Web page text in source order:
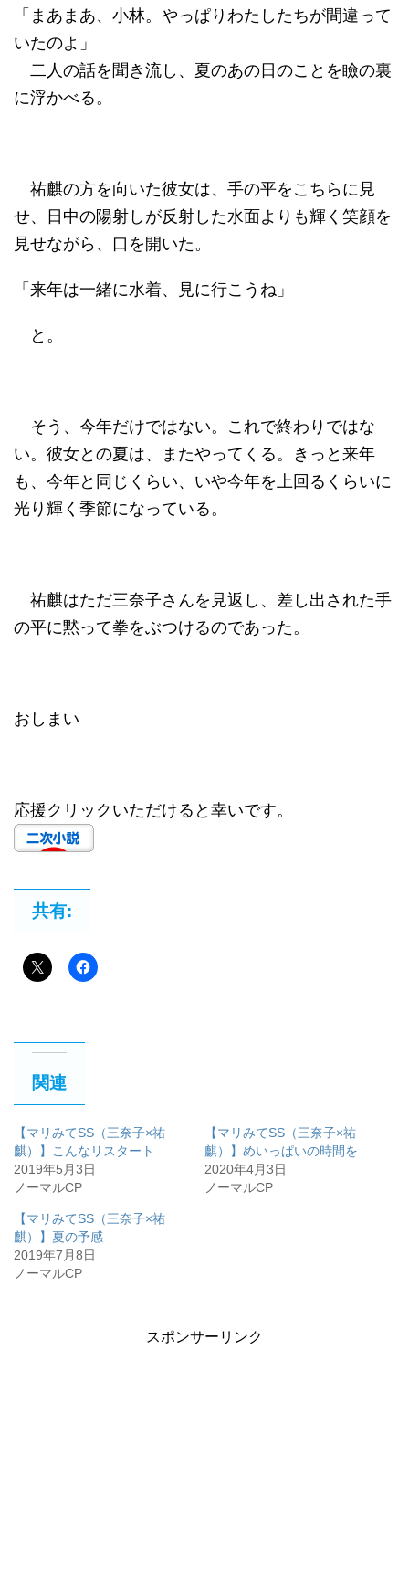
「まあまあ、小林。やっぱりわたしたちが間違って
いたのよ」
二人の話を聞き流し、夏のあの日のことを瞼の裏
に浮かべる。
祐麒の方を向いた彼女は、手の平をこちらに見
せ、日中の陽射しが反射した水面よりも輝く笑顔を
見せながら、口を開いた。
「来年は一緒に水着、見に行こうね」
と。
そう、今年だけではない。これで終わりではな
い。彼女との夏は、またやってくる。きっと来年
も、今年と同じくらい、いや今年を上回るくらいに
光り輝く季節になっている。
祐麒はただ三奈子さんを見返し、差し出された手
の平に黙って拳をぶつけるのであった。
おしまい
応援クリックいただけると幸いです。
共有:
関連
【マリみてSS（三奈子×祐
麒）】こんなリスタート
2019年5月3日
ノーマルCP
【マリみてSS（三奈子×祐
麒）】めいっぱいの時間を
2020年4月3日
ノーマルCP
【マリみてSS（三奈子×祐
麒）】夏の予感
2019年7月8日
ノーマルCP
スポンサーリンク